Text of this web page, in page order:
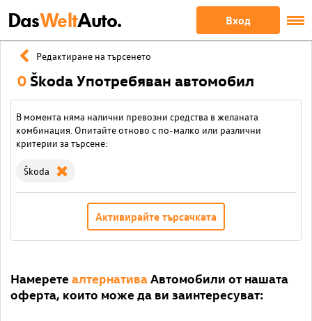
DasWeltAuto. Вход
Редактиране на търсенето
0 Škoda Употребяван автомобил
В момента няма налични превозни средства в желаната
комбинация. Опитайте отново с по-малко или различни
критерии за търсене:
Škoda
Активирайте търсачката
Намерете алтернативаАвтомобили от нашата
оферта, които може да ви заинтересуват: